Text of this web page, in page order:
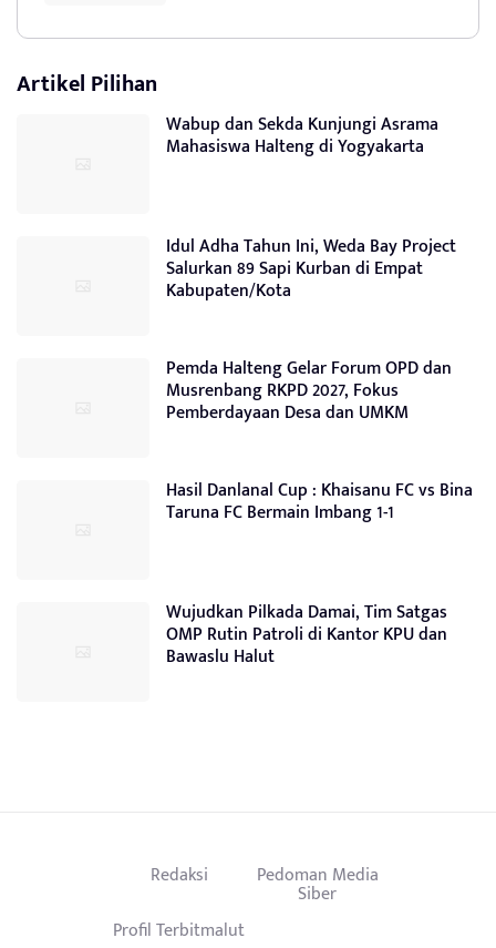
Artikel Pilihan
Wabup dan Sekda Kunjungi Asrama
Mahasiswa Halteng di Yogyakarta
Idul Adha Tahun Ini, Weda Bay Project
Salurkan 89 Sapi Kurban di Empat
Kabupaten/Kota
Pemda Halteng Gelar Forum OPD dan
Musrenbang RKPD 2027, Fokus
Pemberdayaan Desa dan UMKM
Hasil Danlanal Cup : Khaisanu FC vs Bina
Taruna FC Bermain Imbang 1-1
Wujudkan Pilkada Damai, Tim Satgas
OMP Rutin Patroli di Kantor KPU dan
Bawaslu Halut
Redaksi Pedoman Media
Siber
Profil Terbitmalut